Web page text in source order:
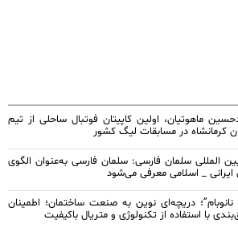
ماهوتیان، اولین کاپیتان فوتبال ساحلی از تیم
کرمانشاه در مسابقات لیگ کشور
المللی سلمان فارسی: سلمان فارسی به‌عنوان الگوی
_ اسلامی معرفی می‌شود
دریچه‌ای نوین به صنعت ساختمان؛ اطمینان
با استفاده از تکنولوژی و متریال باکیفیت